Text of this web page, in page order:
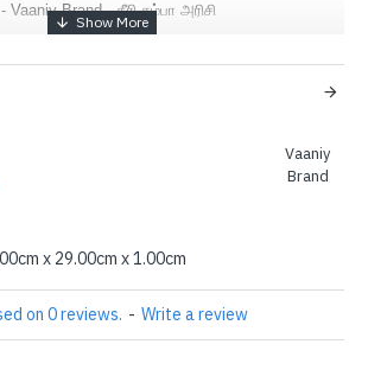
Brand - கீரி சம்பா அரிசி
x 29.00cm x 1.00cm
Vaaniy
Brand
on 0 reviews. - Write a review